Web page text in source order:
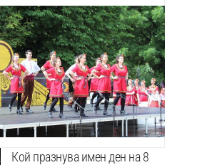
Кой празнува имен ден на 8